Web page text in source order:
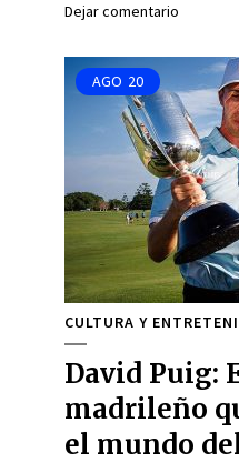
Dejar comentario
AGO 20
CULTURA Y
David Puig:
madrileño
el mundo